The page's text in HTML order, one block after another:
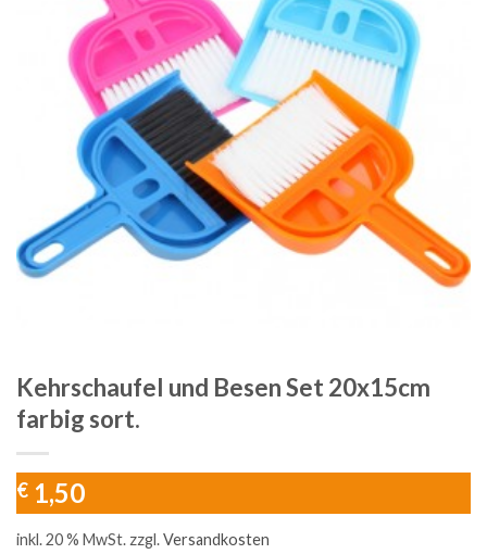
Kehrschaufel und Besen Set 20x15cm
farbig sort.
€ 1,50
inkl. 20 % MwSt. zzgl.Versandkosten